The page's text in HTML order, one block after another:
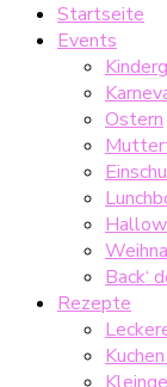
Startseite
Events
Ostern
Back‘
Rezepte